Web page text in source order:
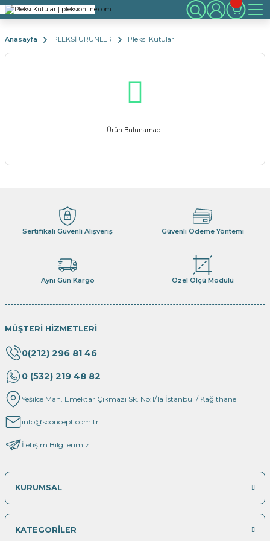
Anasayfa PLEKSİ ÜRÜNLER Pleksi Kutular
Ürün Bulunamadı.
Sertifikalı Güvenli Alışveriş Güvenli Ödeme Yöntemi
Aynı Gün Kargo Özel Ölçü Modülü
MÜŞTERİ HİZMETLERİ
0(212) 296 81 46
0 (532) 219 48 82
Yeşilce Mah. Emektar Çıkmazı Sk. No:1/1a İstanbul / Kağıthane
info@sconcept.com.tr
İletişim Bilgilerimiz
KURUMSAL
KATEGORİLER